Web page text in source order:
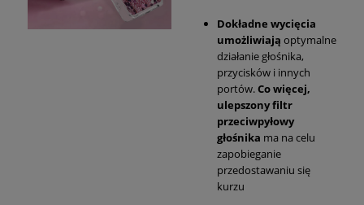
Dokładne wycięcia
umożliwiają optymalne
działanie głośnika,
przycisków i innych
portów.Co więcej,
ulepszony filtr
przeciwpyłowy
głośnika ma na celu
zapobieganie
przedostawaniu się
kurzu